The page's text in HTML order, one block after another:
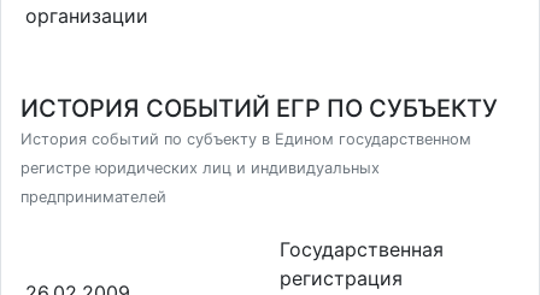
организации
ИСТОРИЯ СОБЫТИЙ ЕГР ПО СУБЪЕКТУ
История событий по субъекту в Едином государственном
регистре юридических лиц и индивидуальных
предпринимателей
Государственная
регистрация